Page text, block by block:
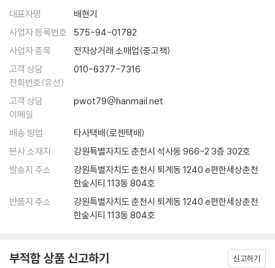
대표자명
배현기
사업자 등록번호
575-94-01782
사업자 종목
전자상거래 소매업(중고책)
고객 상담
전화번호(유선)
010-6377-7316
고객 상담
이메일
pwot79@hanmail.net
배송 방법
타사택배(로젠택배)
본사 소재지
강원특별자치도 춘천시 석사동 966-2 3층 302호
발송지 주소
강원특별자치도 춘천시 퇴계동 1240 e편한세상춘천
한숲시티 113동 804호
반품지 주소
강원특별자치도 춘천시 퇴계동 1240 e편한세상춘천
한숲시티 113동 804호
부적합 상품 신고하기 신고하기